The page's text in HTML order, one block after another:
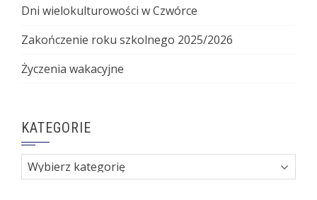
Dni wielokulturowości w Czwórce
Zakończenie roku szkolnego 2025/2026
Życzenia wakacyjne
KATEGORIE
Kategorie